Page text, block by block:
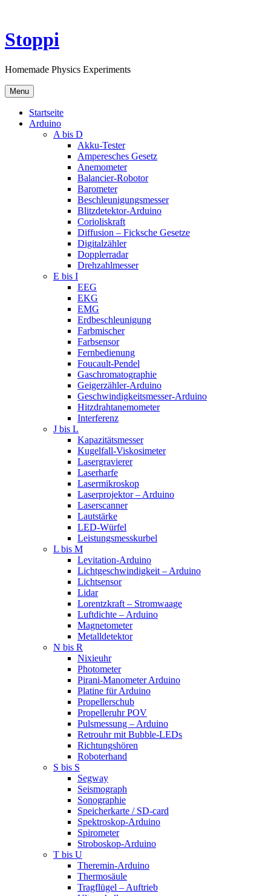
content
Stoppi
Homemade Physics Experiments
Menu
Startseite
Arduino
A bis D
Akku-Tester
Amperesches Gesetz
Anemometer
Balancier-Robotor
Barometer
Beschleunigungsmesser
Blitzdetektor-Arduino
Corioliskraft
Diffusion – Ficksche Gesetze
Digitalzähler
Dopplerradar
Drehzahlmesser
E bis I
EEG
EKG
EMG
Erdbeschleunigung
Farbmischer
Farbsensor
Fernbedienung
Foucault-Pendel
Gaschromatographie
Geigerzähler-Arduino
Geschwindigkeitsmesser-Arduino
Hitzdrahtanemometer
Interferenz
J bis L
Kapazitätsmesser
Kugelfall-Viskosimeter
Lasergravierer
Laserharfe
Lasermikroskop
Laserprojektor – Arduino
Laserscanner
Lautstärke
LED-Würfel
Leistungsmesskurbel
L bis M
Levitation-Arduino
Lichtgeschwindigkeit – Arduino
Lichtsensor
Lidar
Lorentzkraft – Stromwaage
Luftdichte – Arduino
Magnetometer
Metalldetektor
N bis R
Nixieuhr
Photometer
Pirani-Manometer Arduino
Platine für Arduino
Propellerschub
Propelleruhr POV
Pulsmessung – Arduino
Retrouhr mit Bubble-LEDs
Richtungshören
Roboterhand
S bis S
Segway
Seismograph
Sonographie
Speicherkarte / SD-card
Spektroskop-Arduino
Spirometer
Stroboskop-Arduino
T bis U
Theremin-Arduino
Thermosäule
Tragflügel – Auftrieb